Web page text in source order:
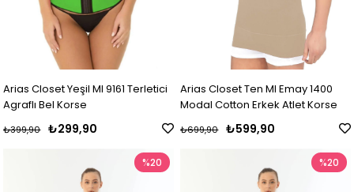
Arias Closet Yeşil MI 9161 Terletici
Agraflı Bel Korse
₺299,90
₺399,90
Arias Closet Ten MI Emay 1400
Modal Cotton Erkek Atlet Korse
₺599,90
₺699,90
%20 %20